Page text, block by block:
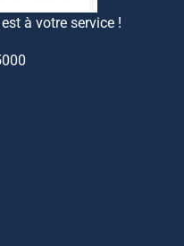
à votre service !